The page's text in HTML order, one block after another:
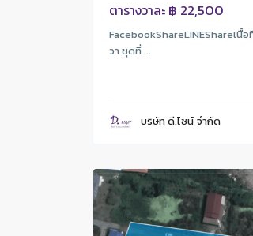
ตารางวาละ ฿ 22,500
FacebookShareLINEShareเนื้อ
วา ชุดที่ ...
บริษัท ดี.ไซน์ จํากัด